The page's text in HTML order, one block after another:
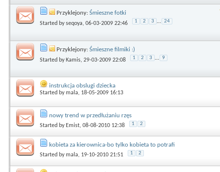
Przyklejony: Śmieszne fotki
Started byseqoya, 06-03-2009 22:46 1 2 3 ... 24
Przyklejony: Śmieszne filmiki :)
Started by Kamis, 29-03-2009 22:08 1 2 3 ... 9
instrukcja obslugi dziecka
Started bymala, 18-05-2009 16:13
nowy trend w przedłużaniu rzęs
Started by Emist, 08-08-2010 12:38 1 2
kobieta za kierownica-bo tylko kobieta to potrafi
Started bymala, 19-10-2010 21:51 1 2